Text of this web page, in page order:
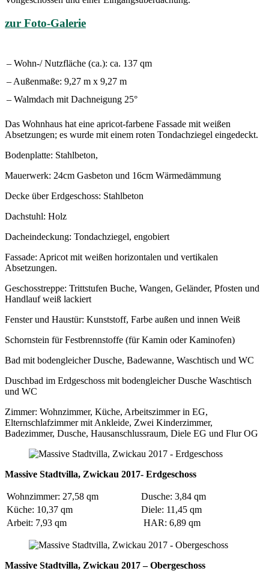
zur Foto-Galerie
– Wohn-/ Nutzfläche (ca.): ca. 137 qm
– Außenmaße: 9,27 m x 9,27 m
– Walmdach mit Dachneigung 25°
Das Wohnhaus hat eine apricot-farbene Fassade mit weißen
Absetzungen; es wurde mit einem roten Tondachziegel eingedeckt.
Bodenplatte: Stahlbeton,
Mauerwerk: 24cm Gasbeton und 16cm Wärmedämmung
Decke über Erdgeschoss: Stahlbeton
Dachstuhl: Holz
Dacheindeckung: Tondachziegel, engobiert
Fassade: Apricot mit weißen horizontalen und vertikalen
Absetzungen.
Geschosstreppe: Trittstufen Buche, Wangen, Geländer, Pfosten und
Handlauf weiß lackiert
Fenster und Haustür: Kunststoff, Farbe außen und innen Weiß
Schornstein für Festbrennstoffe (für Kamin oder Kaminofen)
Bad mit bodengleicher Dusche, Badewanne, Waschtisch und WC
Duschbad im Erdgeschoss mit bodengleicher Dusche Waschtisch
und WC
Zimmer: Wohnzimmer, Küche, Arbeitszimmer in EG,
Elternschlafzimmer mit Ankleide, Zwei Kinderzimmer,
Badezimmer, Dusche, Hausanschlussraum, Diele EG und Flur OG
Massive Stadtvilla, Zwickau 2017- Erdgeschoss
Wohnzimmer: 27,58 qm
Dusche: 3,84 qm
Küche: 10,37 qm
Diele: 11,45 qm
Arbeit: 7,93 qm
HAR: 6,89 qm
Massive Stadtvilla, Zwickau 2017 – Obergeschoss